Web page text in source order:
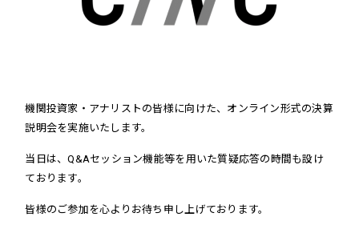
機関投資家・アナリストの皆様に向けた、オンライン形式の決算
説明会を実施いたします。
当日は、Q&Aセッション機能等を用いた質疑応答の時間も設け
ております。
皆様のご参加を心よりお待ち申し上げております。